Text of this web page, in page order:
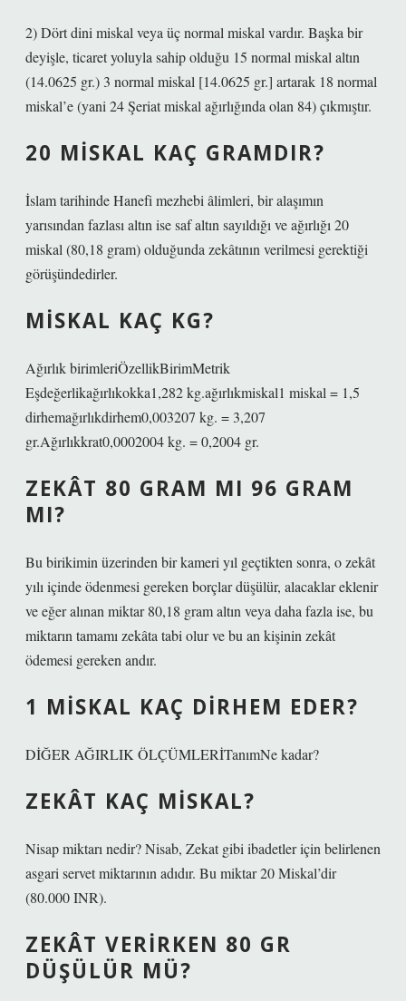
2) Dört dini miskal veya üç normal miskal vardır. Başka bir
deyişle, ticaret yoluyla sahip olduğu 15 normal miskal altın
(14.0625 gr.) 3 normal miskal [14.0625 gr.] artarak 18 normal
miskal’e (yani 24 Şeriat miskal ağırlığında olan 84) çıkmıştır.
20 MISKAL KAÇ GRAMDIR?
İslam tarihinde Hanefi mezhebi âlimleri, bir alaşımın
yarısından fazlası altın ise saf altın sayıldığı ve ağırlığı 20
miskal (80,18 gram) olduğunda zekâtının verilmesi gerektiği
görüşündedirler.
MISKAL KAÇ KG?
Ağırlık birimleriÖzellikBirimMetrik
Eşdeğerlikağırlıkokka1,282 kg.ağırlıkmiskal1 miskal = 1,5
dirhemağırlıkdirhem0,003207 kg. = 3,207
gr.Ağırlıkkrat0,0002004 kg. = 0,2004 gr.
ZEKÂT 80 GRAM MI 96 GRAM
MI?
Bu birikimin üzerinden bir kameri yıl geçtikten sonra, o zekât
yılı içinde ödenmesi gereken borçlar düşülür, alacaklar eklenir
ve eğer alınan miktar 80,18 gram altın veya daha fazla ise, bu
miktarın tamamı zekâta tabi olur ve bu an kişinin zekât
ödemesi gereken andır.
1 MISKAL KAÇ DIRHEM EDER?
DİĞER AĞIRLIK ÖLÇÜMLERİTanımNe kadar?
ZEKÂT KAÇ MISKAL?
Nisap miktarı nedir? Nisab, Zekat gibi ibadetler için belirlenen
asgari servet miktarının adıdır. Bu miktar 20 Miskal’dir
(80.000 INR).
ZEKÂT VERIRKEN 80 GR
DÜŞÜLÜR MÜ?